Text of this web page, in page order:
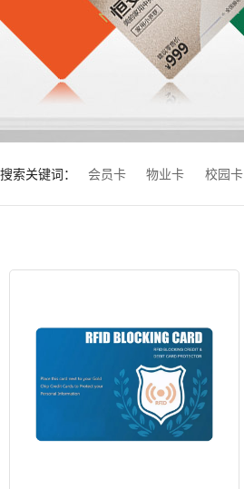
搜索关键词： 会员卡 物业卡 校园卡